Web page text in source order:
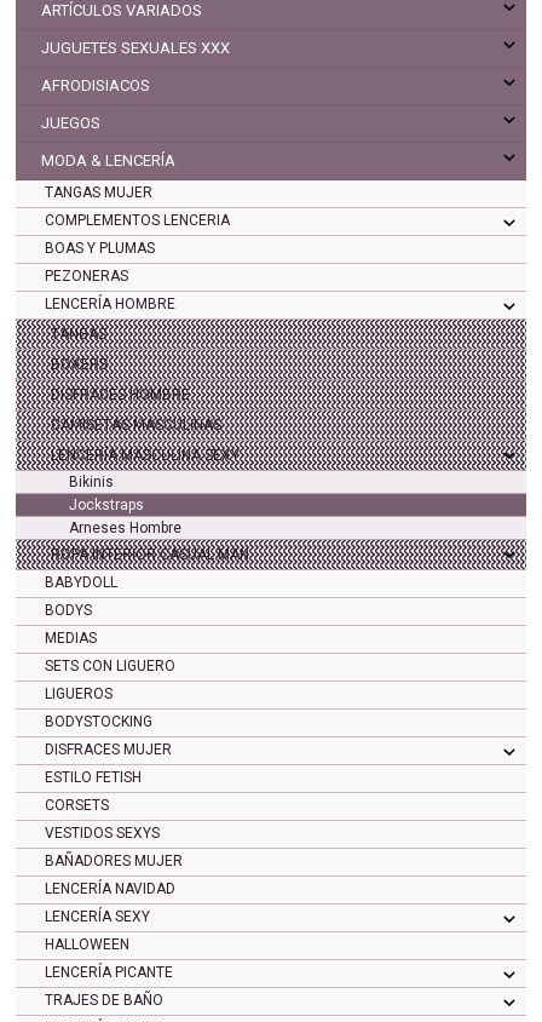
ARTÍCULOS VARIADOS
JUGUETES SEXUALES XXX
AFRODISIACOS
JUEGOS
MODA & LENCERÍA
TANGAS MUJER
COMPLEMENTOS LENCERIA
BOAS Y PLUMAS
PEZONERAS
LENCERÍA HOMBRE
TANGAS
BOXERS
DISFRACES HOMBRE
CAMISETAS MASCULINAS
LENCERÍA MASCULINA SEXY
Bikinis
Jockstraps
Arneses Hombre
ROPA INTERIOR CASUAL MAN
BABYDOLL
BODYS
MEDIAS
SETS CON LIGUERO
LIGUEROS
BODYSTOCKING
DISFRACES MUJER
ESTILO FETISH
CORSETS
VESTIDOS SEXYS
BAÑADORES MUJER
LENCERÍA NAVIDAD
LENCERÍA SEXY
HALLOWEEN
LENCERÍA PICANTE
TRAJES DE BAÑO